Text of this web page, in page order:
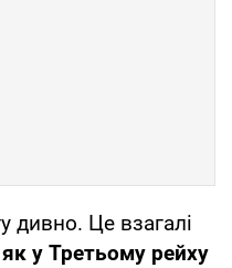
дивно. Це взагалі
у Третьому рейху